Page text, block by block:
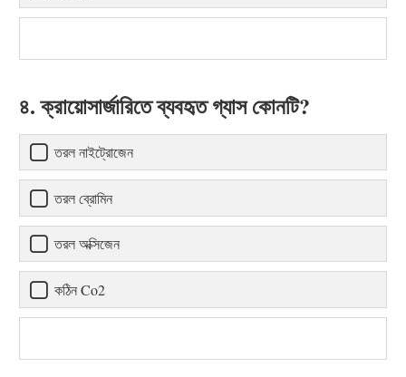
৪. ক্রায়োসার্জারিতে ব্যবহৃত গ্যাস কোনটি?
তরল নাইট্রোজেন
তরল ব্রোমিন
তরল অক্সিজেন
কঠিন Co2